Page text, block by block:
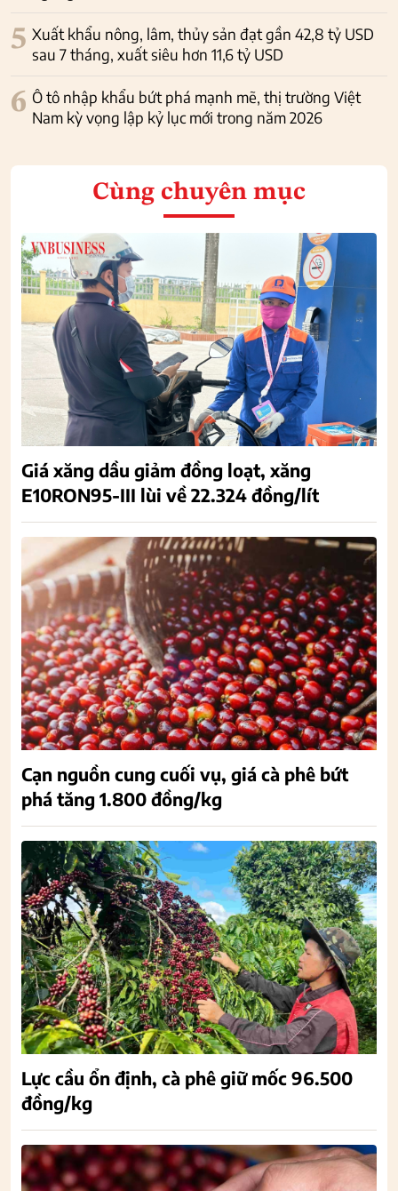
5 Xuất khẩu nông, lâm, thủy sản đạt gần 42,8 tỷ USD
sau 7 tháng, xuất siêu hơn 11,6 tỷ USD
6 Ô tô nhập khẩu bứt phá mạnh mẽ, thị trường Việt
Nam kỳ vọng lập kỷ lục mới trong năm 2026
Cùng chuyên mục
Giá xăng dầu giảm đồng loạt, xăng
E10RON95-III lùi về 22.324 đồng/lít
Cạn nguồn cung cuối vụ, giá cà phê bứt
phá tăng 1.800 đồng/kg
Lực cầu ổn định, cà phê giữ mốc 96.500
đồng/kg